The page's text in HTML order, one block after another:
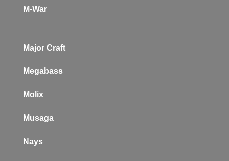
M-War
Major Craft
Megabass
Molix
Musaga
Nays